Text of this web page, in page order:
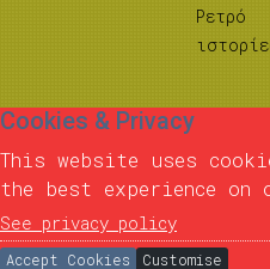
Ρετρό
Cookies & Privacy
This website uses
the best experience on
See privacy policy
Accept Cookies Customise